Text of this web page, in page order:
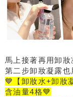
馬上接著再用卸妝
第二步卸妝凝露
💙【卸妝水+卸妝
含油量4格💙